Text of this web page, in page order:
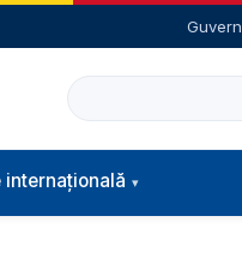
Caută
internațională